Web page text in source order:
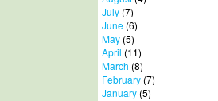
July(7)
June(6)
May(5)
April (11)
March (8)
February(7)
January(5)